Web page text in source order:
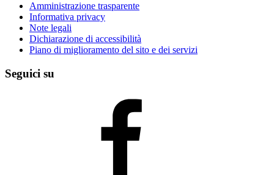
Amministrazione trasparente
Informativa privacy
Note legali
Dichiarazione di accessibilità
Piano di miglioramento del sito e dei servizi
Seguici su